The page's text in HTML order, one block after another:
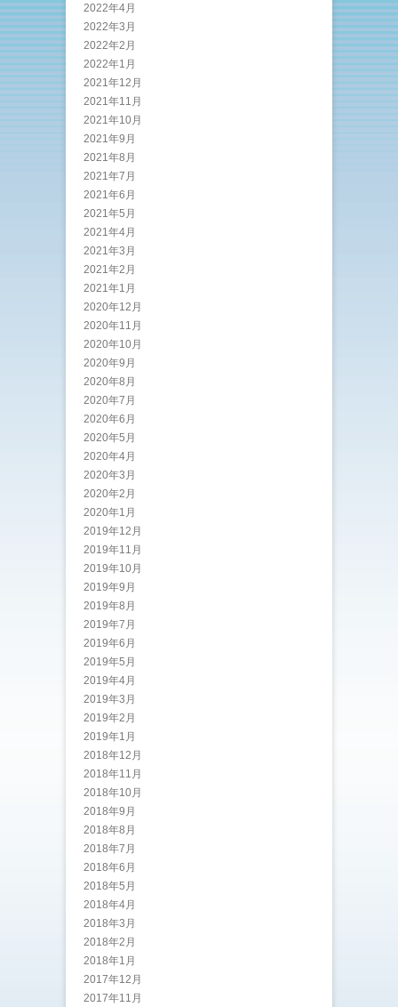
2022年4月
2022年3月
2022年2月
2022年1月
2021年12月
2021年11月
2021年10月
2021年9月
2021年8月
2021年7月
2021年6月
2021年5月
2021年4月
2021年3月
2021年2月
2021年1月
2020年12月
2020年11月
2020年10月
2020年9月
2020年8月
2020年7月
2020年6月
2020年5月
2020年4月
2020年3月
2020年2月
2020年1月
2019年12月
2019年11月
2019年10月
2019年9月
2019年8月
2019年7月
2019年6月
2019年5月
2019年4月
2019年3月
2019年2月
2019年1月
2018年12月
2018年11月
2018年10月
2018年9月
2018年8月
2018年7月
2018年6月
2018年5月
2018年4月
2018年3月
2018年2月
2018年1月
2017年12月
2017年11月